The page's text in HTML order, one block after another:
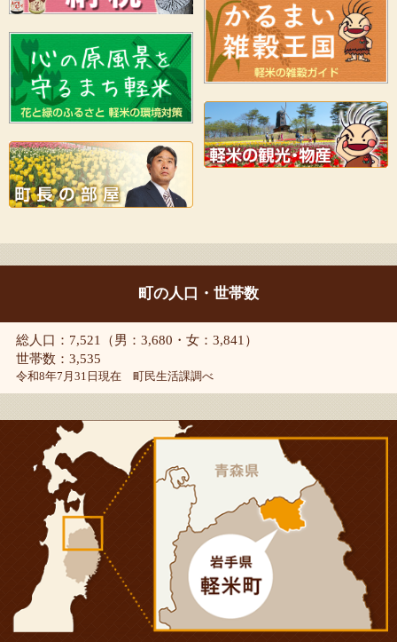
町の人口・世帯数
総人口：7,521（男：3,680・女：3,841）
世帯数：3,535
令和8年7月31日現在 町民生活課調べ